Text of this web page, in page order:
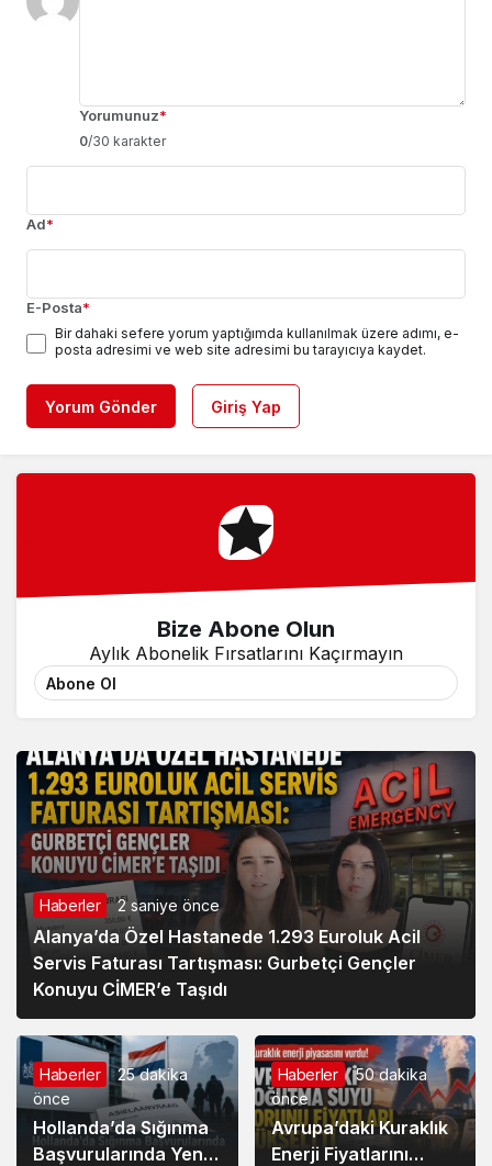
Yorumunuz*
0/30 karakter
Ad*
E-Posta*
Bir dahaki sefere yorum yaptığımda kullanılmak üzere adımı, e-
posta adresimi ve web site adresimi bu tarayıcıya kaydet.
Yorum Gönder Giriş Yap
Bize Abone Olun
Aylık Abonelik Fırsatlarını Kaçırmayın
Abone Ol
Haberler 2 saniye önce
Alanya’da Özel Hastanede 1.293 Euroluk Acil
Servis Faturası Tartışması: Gurbetçi Gençler
Konuyu CİMER’e Taşıdı
Haberler
25 dakika
önce
Hollanda’da Sığınma
Başvurularında Yeni
Haberler
50 dakika
önce
Avrupa’daki Kuraklık
Enerji Fiyatlarını